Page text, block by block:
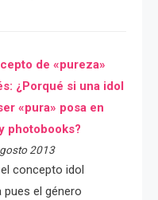
de «pureza»
¿Porqué si una idol
«pura» posa en
photobooks?
2013
concepto idol
el género